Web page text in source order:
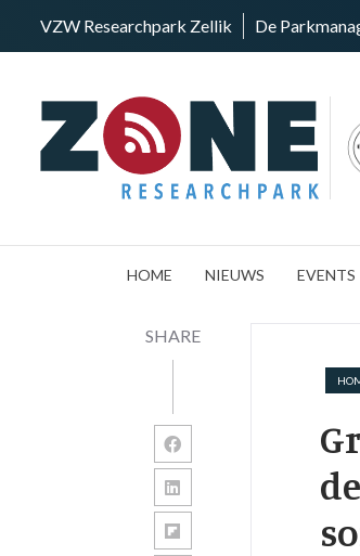
VZW Researchpark Zellik De
HOME NIEUWS EVENTS
SHARE